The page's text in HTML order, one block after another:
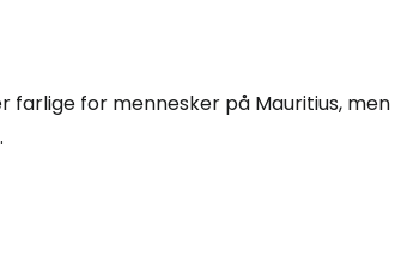
farlige for mennesker på Mauritius,
Fortsæt